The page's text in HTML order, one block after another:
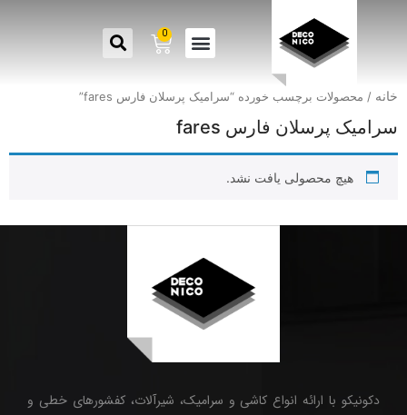
0
خانه / محصولات برچسب خورده “سرامیک پرسلان فارس fares”
سرامیک پرسلان فارس fares
هیچ محصولی یافت نشد.
دکونیکو با ارائه انواع کاشی و سرامیک، شیرآلات، کفشورهای خطی و